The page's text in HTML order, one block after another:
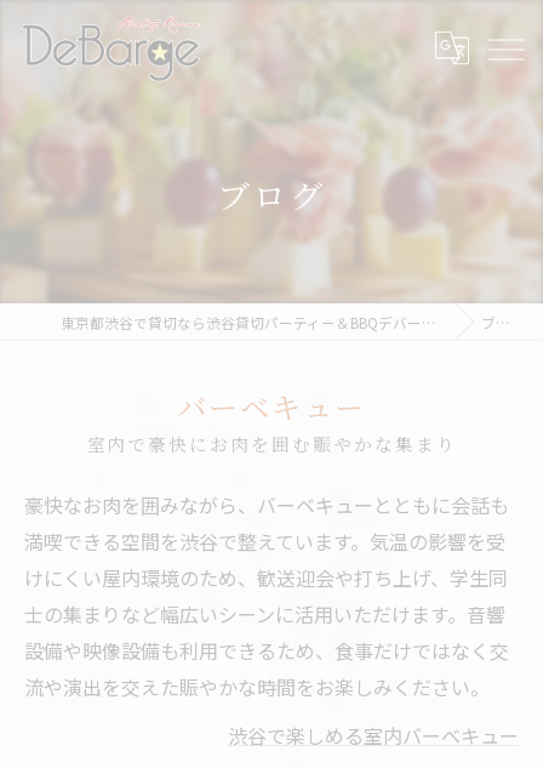
ブログ
東京都渋谷で貸切なら渋谷貸切パーティー＆BBQデバージ - DeBarge ブログ
バーベキュー
室内で豪快にお肉を囲む賑やかな集まり
豪快なお肉を囲みながら、バーベキューとともに会話も
満喫できる空間を渋谷で整えています。気温の影響を受
けにくい屋内環境のため、歓送迎会や打ち上げ、学生同
士の集まりなど幅広いシーンに活用いただけます。音響
設備や映像設備も利用できるため、食事だけではなく交
流や演出を交えた賑やかな時間をお楽しみください。
渋谷で楽しめる室内バーベキュー